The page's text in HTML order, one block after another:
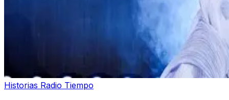
Historias Radio Tiempo